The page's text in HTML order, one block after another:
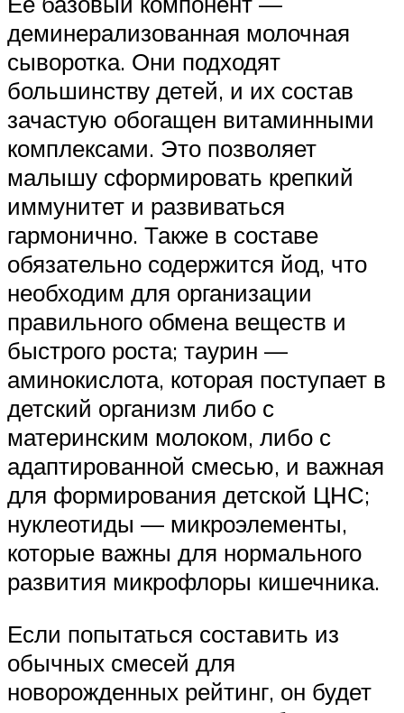
деминерализованная молочная
сыворотка. Они подходят
большинству детей, и их состав
зачастую обогащен витаминными
комплексами. Это позволяет
малышу сформировать крепкий
иммунитет и развиваться
гармонично. Также в составе
обязательно содержится йод, что
необходим для организации
правильного обмена веществ и
быстрого роста; таурин —
аминокислота, которая поступает в
детский организм либо с
материнским молоком, либо с
адаптированной смесью, и важная
для формирования детской ЦНС;
нуклеотиды — микроэлементы,
которые важны для нормального
развития микрофлоры кишечника.
Если попытаться составить из
обычных смесей для
новорожденных рейтинг, он будет